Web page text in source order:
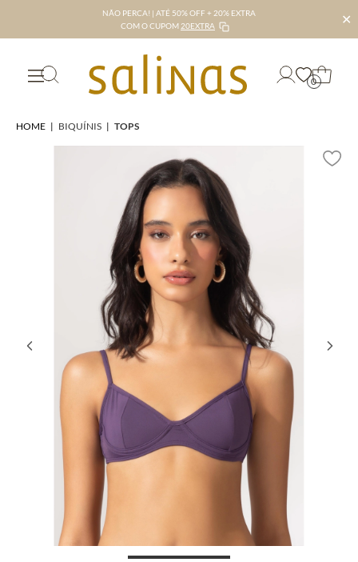
NÃO PERCA! | ATÉ 50% OFF + 20% EXTRA
COM O CUPOM 20EXTRA ✕
0
HOME | BIQUÍNIS | TOPS